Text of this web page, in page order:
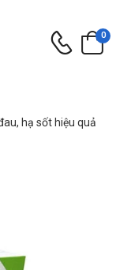
0
hạ sốt hiệu quả